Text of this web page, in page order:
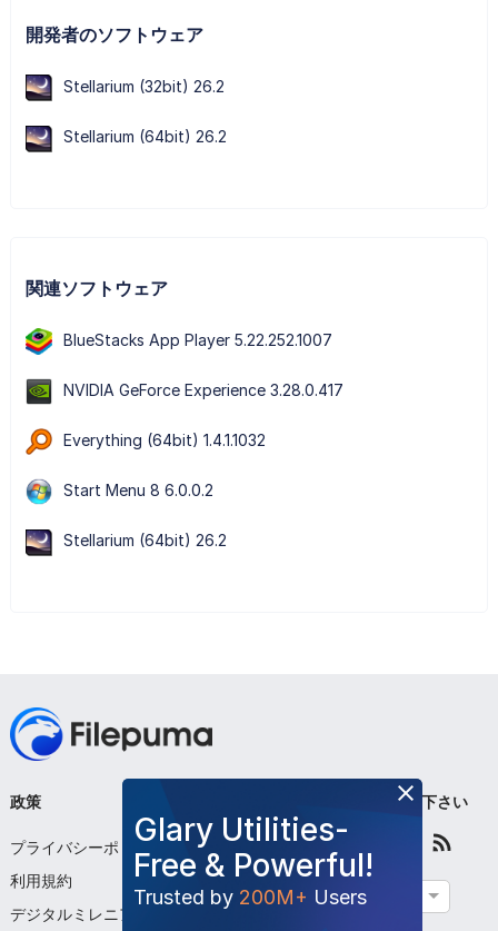
開発者のソフトウェア
Stellarium (32bit) 26.2
Stellarium (64bit) 26.2
関連ソフトウェア
BlueStacks App Player 5.22.252.1007
NVIDIA GeForce Experience 3.28.0.417
Everything (64bit) 1.4.1.1032
Start Menu 8 6.0.0.2
Stellarium (64bit) 26.2
Glary Utilities-
Free & Powerful!
Trusted by 200M+ Users
政策
プライバシーポリシー
利用規約
デジタルミレニアム著
私たちについて
お問い合わせください
プログラムを提出する
フォローして下さい
日本語